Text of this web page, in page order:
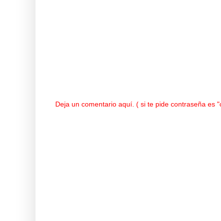
Deja un comentario aquí. ( si te pide contraseña es